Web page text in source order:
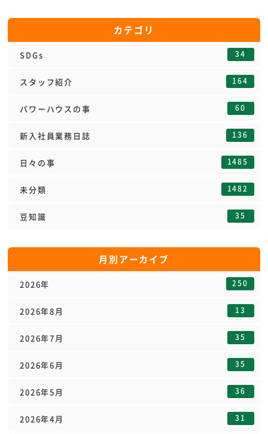
カテゴリ
SDGs 34
スタッフ紹介 164
パワーハウスの事 60
新入社員業務日誌 136
日々の事 1485
未分類 1482
豆知識 35
月別アーカイブ
2026年 250
2026年8月 13
2026年7月 35
2026年6月 35
2026年5月 36
2026年4月 31